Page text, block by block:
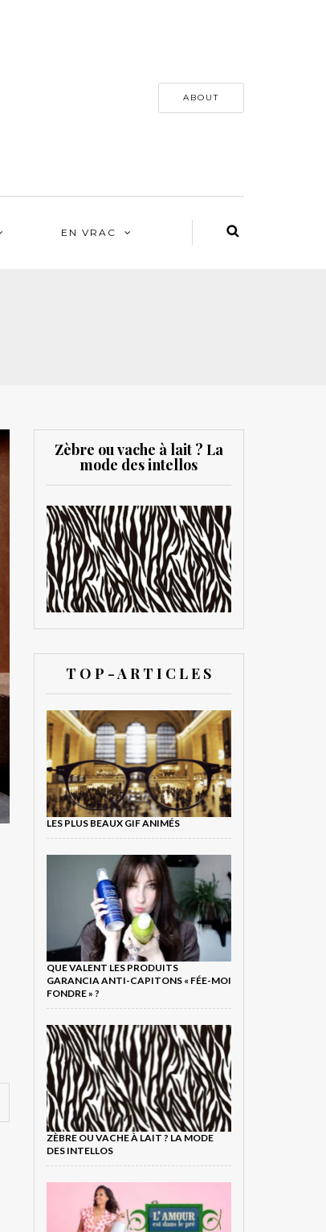
ABOUT
EN VRAC
Zèbre ou vache à lait ? La
mode des intellos
T O P - A R T I C L E S
LES PLUS BEAUX GIF ANIMÉS
QUE VALENT LES PRODUITS
GARANCIA ANTI-CAPITONS « FÉE-MOI
FONDRE » ?
ZÈBRE OU VACHE À LAIT ? LA MODE
DES INTELLOS